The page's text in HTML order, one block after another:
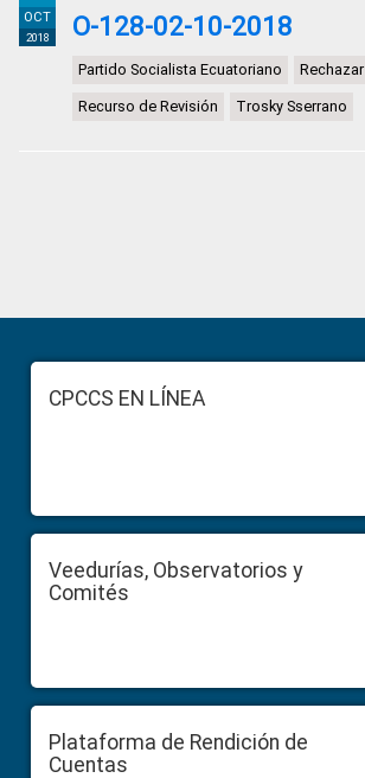
OCT
2018
O-128-02-10-2018
Partido Socialista Ecuatoriano Rechazar
Recurso de Revisión Trosky Sserrano
Sidebar
FooterCPCCS EN LÍNEA
Veedurías, Observatorios y
Comités
Plataforma de Rendición de
Cuentas